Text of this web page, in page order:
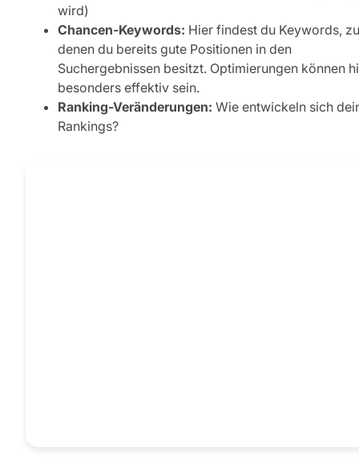
wird)
Chancen-Keywords: Hier findest du Keywords, zu
denen du bereits gute Positionen in den
Suchergebnissen besitzt. Optimierungen können
besonders effektiv sein.
Ranking-Veränderungen: Wie entwickeln sich
Rankings?